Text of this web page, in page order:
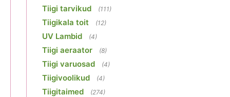
Tiigi tarvikud (111)
Tiigikala toit (12)
UV Lambid (4)
Tiigi aeraator (8)
Tiigi varuosad (4)
Tiigivoolikud (4)
Tiigitaimed (274)